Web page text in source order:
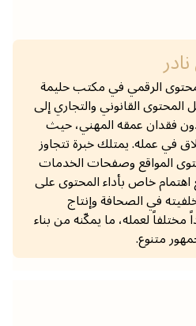
الرقمي في مكتب حليمة
المحتوى القانوني والتجاري إلى
فقدان عمقه المهني، حيث
في عمله. يمتلك خبرة تتجاوز
المواقع وصفحات الخدمات
خاص بأداء المحتوى على
في الصحافة وإنتاج
لعمله، ما يمكّنه من بناء
متنوع.